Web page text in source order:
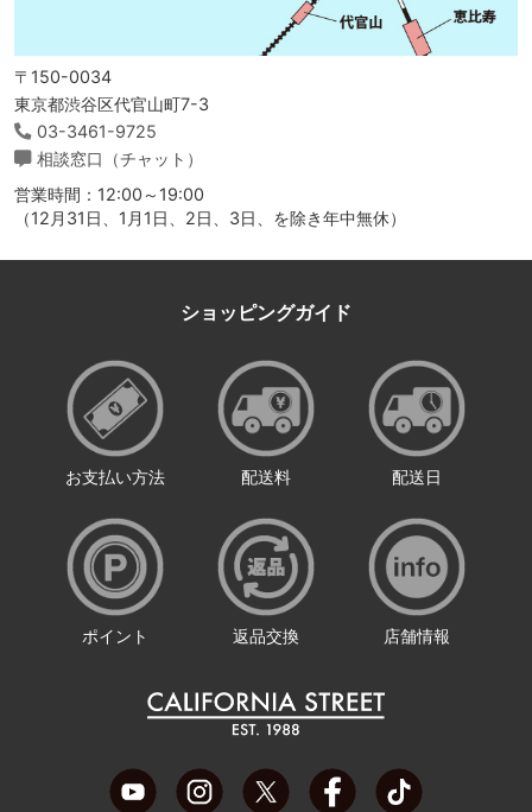
〒150-0034
東京都渋谷区代官山町7-3
03-3461-9725
相談窓口（チャット）
営業時間：12:00～19:00
（12月31日、1月1日、2日、3日、を除き年中無休）
ショッピングガイド
お支払い方法 配送料 配送日
ポイント 返品交換 店舗情報